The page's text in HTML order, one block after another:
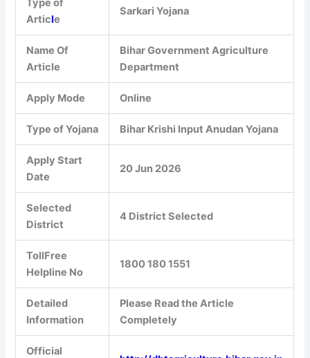
Type of
Article
Sarkari Yojana
Name Of
Article
Bihar Government Agriculture
Department
Apply Mode Online
Type of Yojana Bihar Krishi Input Anudan Yojana
Apply Start
Date
20 Jun 2026
Selected
District
4 District Selected
TollFree
Helpline No
1800 180 1551
Detailed
Information
Please Read the Article
Completely
Official